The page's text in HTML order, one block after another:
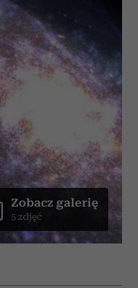
Zobacz galerię
5 zdjęć